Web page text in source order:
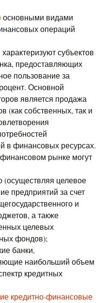
основными видами
операций
субъектов
предоставляющих
пользование за
Основной
является продажа
(как собственных, так и
в финансовых ресурсах.
рынке могут
(осуществляя целевое
предприятий за счет
и
а также
целевых
фондов);
банки,
наибольший объем
кредитных
кредитно-финансовые